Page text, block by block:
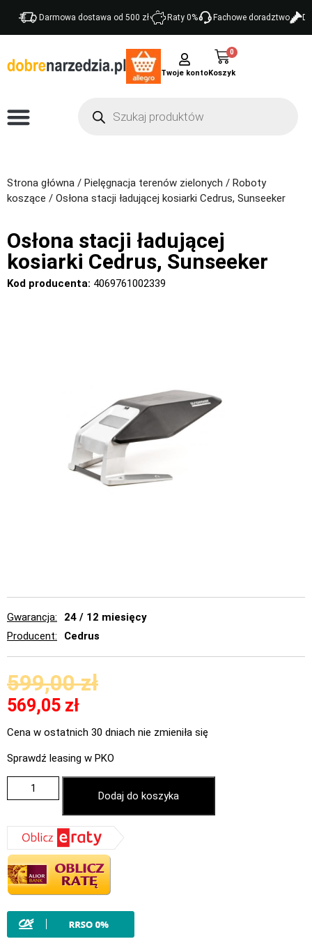
Darmowa dostawa od 500 zł Raty 0% Fachowe doradztwo
Twoje konto
0
Strona główna / Pielęgnacja terenów zielonych / Roboty
koszące / Osłona stacji ładującej kosiarki Cedrus, Sunseeker
Osłona stacji ładującej
kosiarki Cedrus, Sunseeker
Kod producenta: 4069761002339
Gwarancja
24 / 12 miesięcy
Producent
Cedrus
599,00zł
569,05 zł
Cena w ostatnich 30 dniach nie zmieniła się
Sprawdź leasing w PKO
Dodaj do koszyka